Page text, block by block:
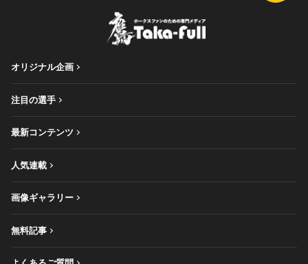
オリジナル企画
注目の選手
最新コンテンツ
人気連載
画像ギャラリー
無料記事